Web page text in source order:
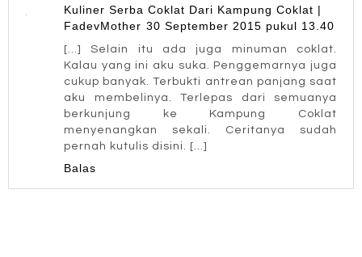
Kuliner Serba Coklat Dari Kampung Coklat |
FadevMother 30 September 2015 pukul 13.40
[…] Selain itu ada juga minuman coklat.
Kalau yang ini aku suka. Penggemarnya juga
cukup banyak. Terbukti antrean panjang saat
aku membelinya. Terlepas dari semuanya
berkunjung ke Kampung Coklat
menyenangkan sekali. Ceritanya sudah
pernah kutulis disini. […]
Balas